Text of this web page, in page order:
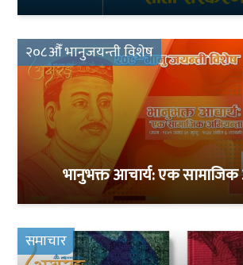
२०८औँ भानुजयन्ती विशेष
भानुभक्त आचार्य: एक सामाजिक
समाचार